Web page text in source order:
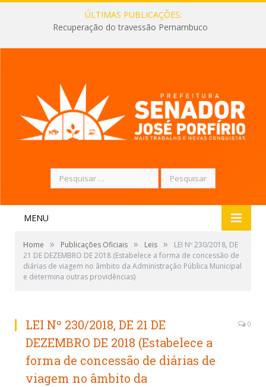
ÚLTIMAS PUBLICAÇÕES:
Recuperação do travessão Pernambuco
Pesquisar
por:
MENU
Home » Publicações Oficiais » Leis »
LEI Nº 230/2018, DE
21 DE DEZEMBRO DE 2018 (Estabelece a forma de concessão de
diárias de viagem no âmbito da Administração Pública Municipal
e determina outras providências)
LEI Nº 230/2018, DE 21 DE
DEZEMBRO DE 2018 (Estabelece a
forma de concessão de diárias de
viagem no âmbito da
0